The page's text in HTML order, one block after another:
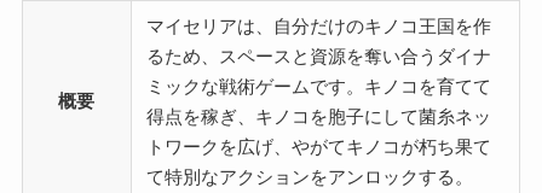
概要
マイセリアは、自分だけのキノコ王国を作
るため、スペースと資源を奪い合うダイナ
ミックな戦術ゲームです。キノコを育てて
得点を稼ぎ、キノコを胞子にして菌糸ネッ
トワークを広げ、やがてキノコが朽ち果て
て特別なアクションをアンロックする。